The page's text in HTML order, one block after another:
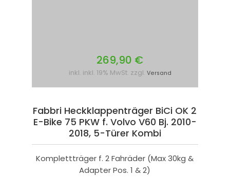
269,90 €
inkl. inkl. 19% MwSt. zzgl. Versand
Fabbri Heckklappenträger BiCi OK 2
E-Bike 75 PKW f. Volvo V60 Bj. 2010-
2018, 5-Türer Kombi
Komplettträger f. 2 Fahräder (Max 30kg &
Adapter Pos. 1 & 2)